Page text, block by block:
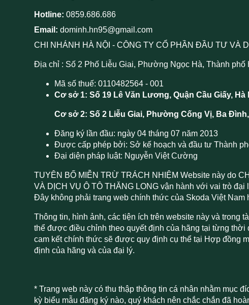
Hotline: 0859.686.686
Email: dominh.hn95@gmail.com
CHI NHÁNH HÀ NỘI - CÔNG TY CỔ PHẦN ĐẦU TƯ VÀ
Địa chỉ : Số 2 Phố Liễu Giai, Phường Ngọc Hà, Thành phố
Mã số thuế: 0110482564 - 001
Cơ sở 1: Số 19 Lê Văn Lương, Quận Cầu Giấy, Hà
Cơ sở 2: Số 2 Liễu Giai, Phường Cống Vị, Ba
Đăng ký lần đầu: ngày 04 tháng 07 năm 2013
Được cấp phép bởi: Sở kế hoạch và đầu tư Thành
Đại diện pháp luật: Nguyễn Việt Cường
TUYÊN BỐ MIỄN TRỪ TRÁCH NHIỆM Website này do
VÀ DỊCH VỤ Ô TÔ THĂNG LONG vận hành với vai trò
Đây không phải trang web chính thức của Skoda Việt Nam
Thông tin, hình ảnh, các tiện ích trên website này và trong
thể được điều chỉnh theo quyết định của hãng tại từng
cam kết chính thức sẽ được quy định cụ thể tại Hợp đồng
định của hãng và của đại lý.
* Trang web này có thu thập thông tin cá nhân nhằm mục
kỳ biểu mẫu đăng ký nào, quý khách nên chắc chắn đã